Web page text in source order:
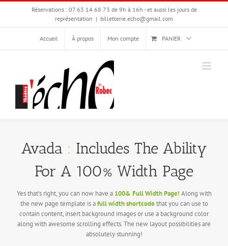
Passer
Réservations : 07 63 14 68 73 de 9h à 16h - et aussi les jours de
représentation | billetterie.echo@gmail.com
Accueil À propos Mon compte PANIER
Avada : Includes The Ability
For A 100% Width Page
Yes that’s right, you can now have a 100& Full Width Page! Along with
the new page template is afull width shortcodethat you can use to
contain content, insert background images or use a background color
along with awesome scrolling effects. The new layout possibilities are
absolutely stunning!